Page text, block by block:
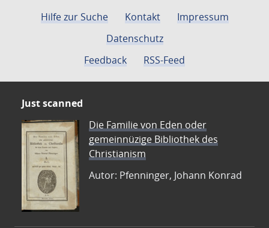
Hilfe zur Suche Kontakt
Impressum
Datenschutz
Feedback
RSS-Feed
Just scanned
Die Familie von Eden oder
gemeinnüzige Bibliothek des
Christianism
Autor: Pfenninger, Johann Konrad